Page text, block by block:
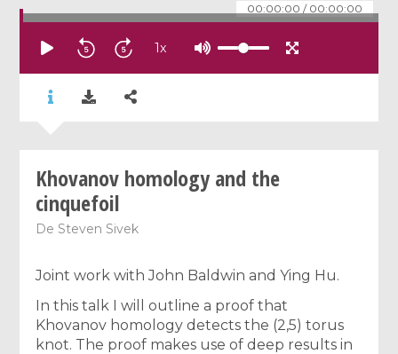
00:00:00 / 00:00:00
1x
Khovanov homology and the
cinquefoil
De Steven Sivek
Joint work with John Baldwin and Ying Hu.
In this talk I will outline a proof that
Khovanov homology detects the (2,5) torus
knot. The proof makes use of deep results in